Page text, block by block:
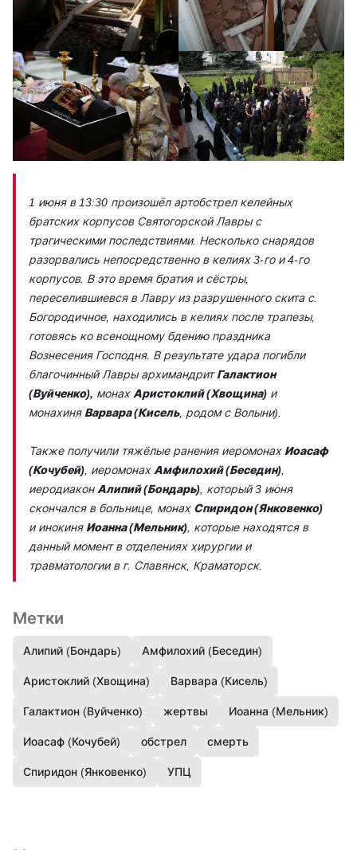
1 июня в 13:30 произошёл артобстрел келейных
братских корпусов Святогорской Лавры с
трагическими последствиями. Несколько снарядов
разорвались непосредственно в келиях 3-го и 4-го
корпусов. В это время братия и сёстры,
переселившиевся в Лавру из разрушенного скита с.
Богородичное, находились в келиях после трапезы,
готовясь ко всенощному бдению праздника
Вознесения Господня. В результате удара погибли
благочинный Лавры архимандритГалактион
(Вуйченко), монах Аристоклий (Хвощина) и
монахиня Варвара (Кисель, родом с Волыни).
Также получили тяжёлые ранения иеромонах Иоасаф
(Кочубей) , иеромонах Амфилохий (Беседин)
иеродиакон Алипий (Бондарь) , который 3 июня
скончался в больнице, монах Спиридон (Янковенко)
и инокиня Иоанна (Мельник) , которые находятся в
данный момент в отделениях хирургии и
травматологии в г. Славянск, Краматорск.
Метки
Алипий (Бондарь) Амфилохий (Беседин)
Аристоклий (Хвощина) Варвара (Кисель)
Галактион (Вуйченко) жертвы Иоанна (Мельник)
Иоасаф (Кочубей) обстрел смерть
Спиридон (Янковенко) УПЦ